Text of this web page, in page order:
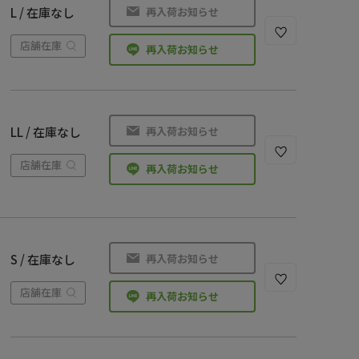
L / 在庫なし
店舗在庫
再入荷お知らせ
再入荷お知らせ
LL / 在庫なし
店舗在庫
再入荷お知らせ
再入荷お知らせ
S / 在庫なし
店舗在庫
再入荷お知らせ
再入荷お知らせ